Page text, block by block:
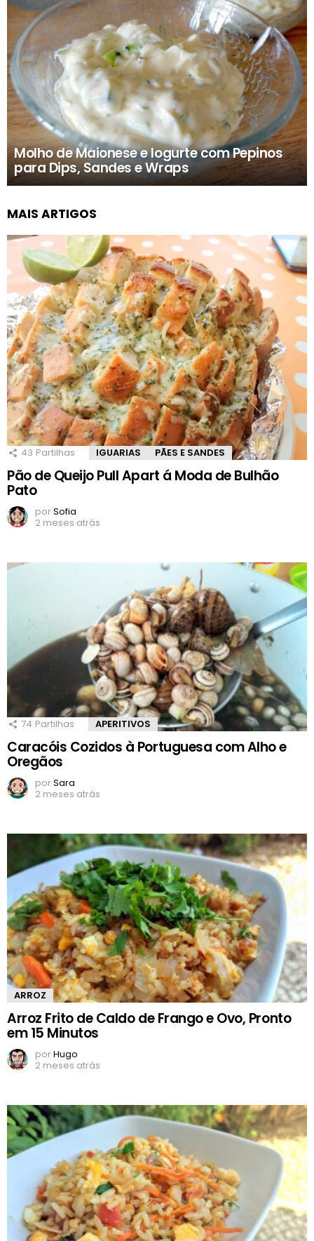
Molho de Maionese e Iogurte com Pepinos
para Dips, Sandes e Wraps
MAIS ARTIGOS
43 Partilhas IGUARIAS PÃES E SANDES
Pão de Queijo Pull Apart á Moda de Bulhão
Pato
porSofia
2 meses atrás
74 Partilhas APERITIVOS
Caracóis Cozidos à Portuguesa com Alho e
Oregãos
porSara
2 meses atrás
ARROZ
Arroz Frito de Caldo de Frango e Ovo, Pronto
em 15 Minutos
porHugo
2 meses atrás